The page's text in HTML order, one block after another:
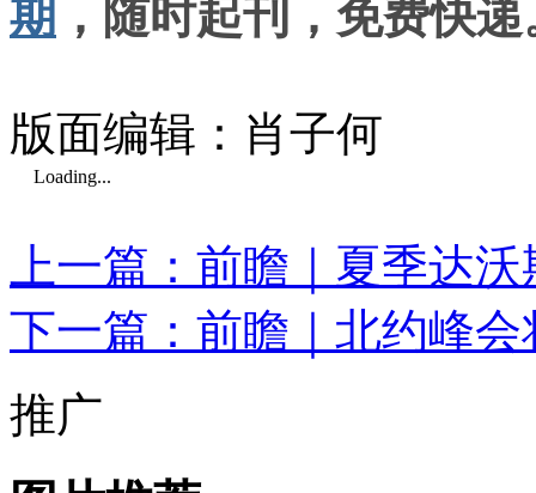
期 ，随时起刊，免费快
版面编辑：肖子何
Loading...
上一篇：前瞻｜夏季达
下一篇：前瞻｜北约峰
推广